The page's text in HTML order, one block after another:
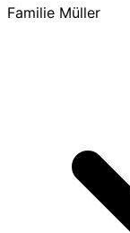
Familie Müller